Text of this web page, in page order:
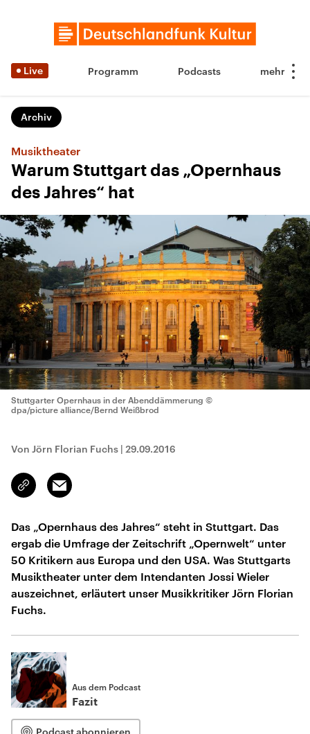
Live Programm Podcasts
Archiv
Musiktheater
Warum Stuttgart das „Opernhaus
des Jahres“ hat
Stuttgarter Opernhaus in der Abenddämmerung ©
dpa/picture alliance/Bernd Weißbrod
Von Jörn Florian Fuchs | 29.09.2016
Link
kopieren/teilen
Email
Das „Opernhaus des Jahres“ steht in Stuttgart. Das
ergab die Umfrage der Zeitschrift „Opernwelt“ unter
50 Kritikern aus Europa und den USA. Was Stuttgarts
Musiktheater unter dem Intendanten Jossi Wieler
auszeichnet, erläutert unser Musikkritiker Jörn Florian
Fuchs.
Aus dem Podcast
Fazit
Podcast abonnieren